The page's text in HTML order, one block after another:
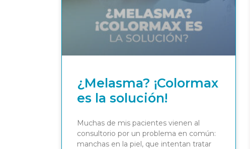
¿Melasma? ¡Colormax
es la solución!
Muchas de mis pacientes vienen al
consultorio por un problema en común:
manchas en la piel, que intentan tratar